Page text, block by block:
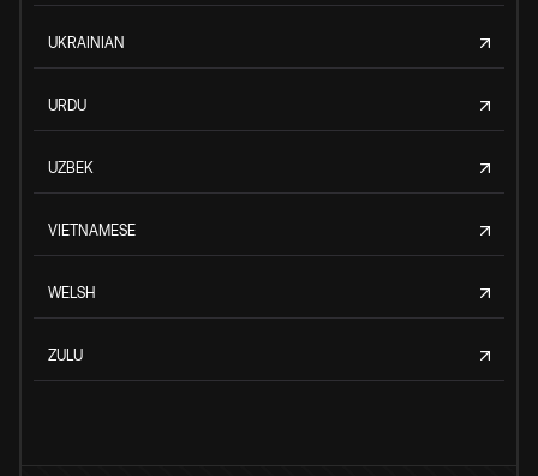
UKRAINIAN
URDU
UZBEK
VIETNAMESE
WELSH
ZULU